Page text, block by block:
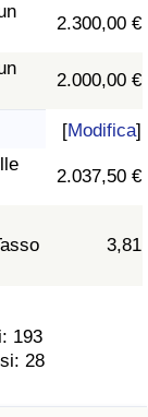
2.300,00 €
2.000,00 €
[Modifica]
2.037,50 €
3,81
193
28